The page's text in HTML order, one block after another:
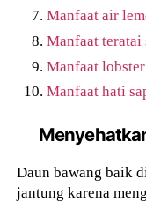
Manfaat air
Manfaat teratai
Manfaat lobster
Manfaat hati
Daun bawang baik
jantung karena